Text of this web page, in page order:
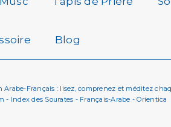
Blog
Arabe-Français : lisez, comprenez et méditez
- Index des Sourates - Français-Arabe - Orientica